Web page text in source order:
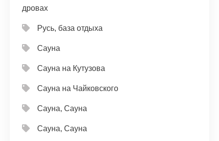
дровах
Русь, база отдыха
Сауна
Сауна на Кутузова
Сауна на Чайковского
Сауна, Сауна
Сауна, Сауна